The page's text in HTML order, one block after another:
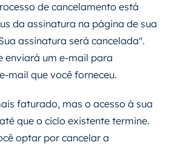
de cancelamento está
da assinatura na página de sua
assinatura será cancelada".
enviará um e-mail para
mail que você forneceu.
faturado, mas o acesso à sua
que o ciclo existente termine.
optar por cancelar a